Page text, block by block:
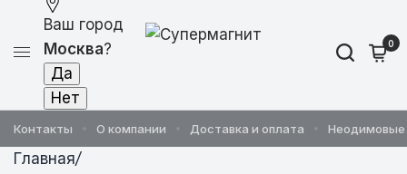
Ваш город
Москва? 0
Контакты О компании Доставка и оплата
Главная/